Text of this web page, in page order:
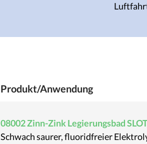
Produkt/Anwendung
08002 Zinn-Zink Legierungsbad
Schwach saurer, fluoridfreier